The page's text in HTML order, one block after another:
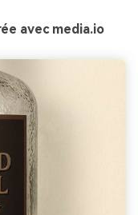
avec media.io